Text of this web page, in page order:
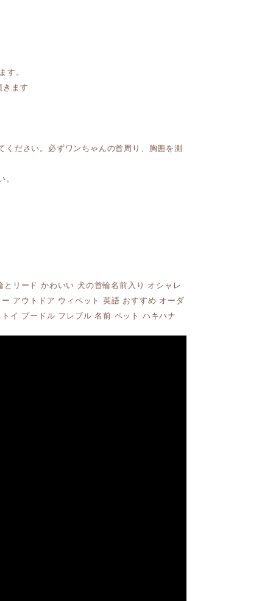
す。
きます
ださい。必ずワンちゃんの首周り、胸囲を測
リード かわいい 犬の首輪名前入り オシャレ
アウトドア ウィペット 英語 おすすめ オーダ
イ プードル フレブル 名前 ペット ハキハナ